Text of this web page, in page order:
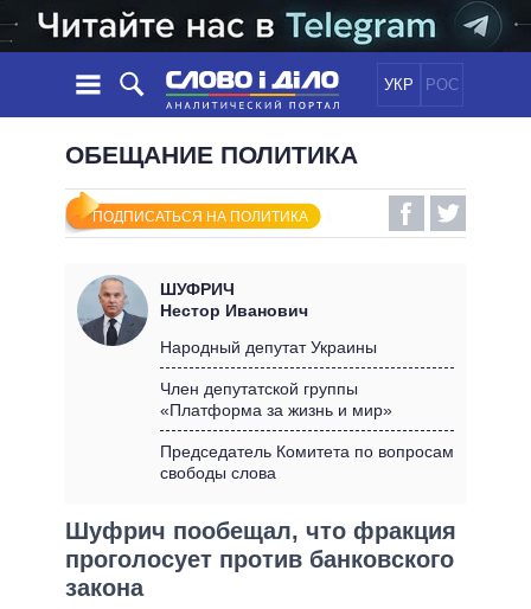
УКР РОС
НОВОСТИ
ЛЕНТА
СОБЫТИЯ
СТАТЬИ
МНЕНИЯ
ОБЗОРЫ
ДАЙДЖЕСТЫ
ПОЛИТИКА
ЭКОНОМИКА
МИР
ОБЕЩАНИЯ
ВСЕ ПОЛИТИКИ
ПРЕЗИДЕНТ И ОФИС
КАБИНЕТ МИНИСТРОВ
ГЛАВЫ ОБЛАДМИНИСТРАЦИЙ
ИНФОГРАФИКА
ВИДЕО
ПОДДЕРЖАТЬ
СРАВНЕНИЕ ПОЛИТИКОВ
ОБЕЩАНИЕ ПОЛИТИКА
ПОДПИСАТЬСЯ НА ПОЛИТИКА
ШУФРИЧ
Нестор Иванович
Народный депутат Украины
Член депутатской группы
«Платформа за жизнь и мир»
Председатель Комитета по вопросам
свободы слова
Шуфрич пообещал, что фракция
проголосует против банковского
закона